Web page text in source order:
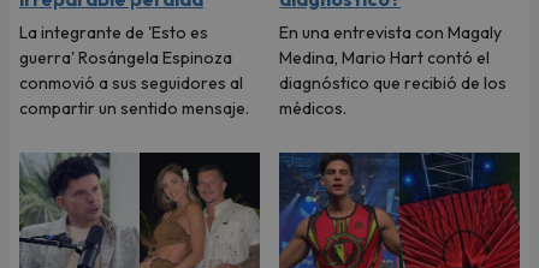
La integrante de 'Esto es
guerra' Rosángela Espinoza
conmovió a sus seguidores al
compartir un sentido mensaje.
En una entrevista con Magaly
Medina, Mario Hart contó el
diagnóstico que recibió de los
médicos.